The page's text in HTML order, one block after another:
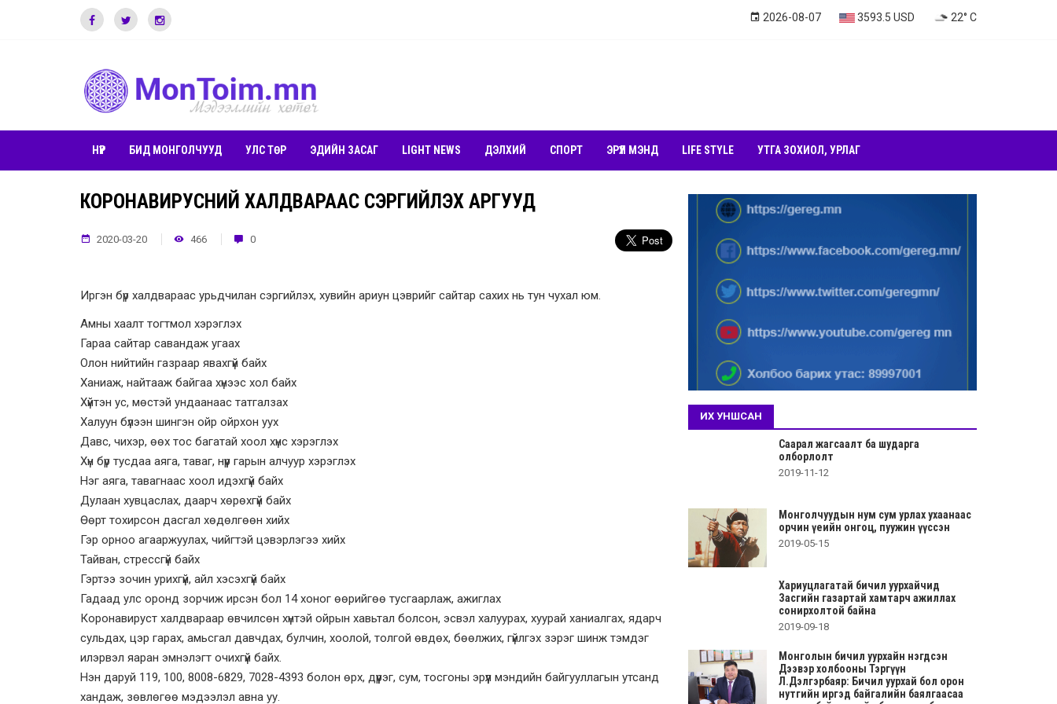
2026-08-07 3593.5 USD 22° C
НҮҮР БИД МОНГОЛЧУУД УЛС ТӨР ЭДИЙН ЗАСАГ LIGHT NEWS ДЭЛХИЙ СПОРТ ЭРҮҮЛ МЭНД LIFE STYLE УТГА ЗОХИОЛ, УРЛАГ
КОРОНАВИРУСНИЙ ХАЛДВАРААС СЭРГИЙЛЭХ АРГУУД
2020-03-20 466 0
Иргэн бүр халдвараас урьдчилан сэргийлэх, хувийн ариун цэврийг сайтар сахих нь тун чухал юм.
Амны хаалт тогтмол хэрэглэх
Гараа сайтар савандаж угаах
Олон нийтийн газраар явахгүй байх
Ханиаж, найтааж байгаа хүнээс хол байх
Хүйтэн ус, мөстэй ундаанаас татгалзах
Халуун бүлээн шингэн ойр ойрхон уух
Давс, чихэр, өөх тос багатай хоол хүнс хэрэглэх
Хүн бүр тусдаа аяга, таваг, нүүр гарын алчуур хэрэглэх
Нэг аяга, тавагнаас хоол идэхгүй байх
Дулаан хувцаслах, даарч хөрөхгүй байх
Өөрт тохирсон дасгал хөдөлгөөн хийх
Гэр орноо агааржуулах, чийгтэй цэвэрлэгээ хийх
Тайван, стрессгүй байх
Гэртээ зочин урихгүй, айл хэсэхгүй байх
Гадаад улс оронд зорчиж ирсэн бол 14 хоног өөрийгөө тусгаарлаж, ажиглах
Коронавируст халдвараар өвчилсөн хүнтэй ойрын хавьтал болсон, эсвэл халуурах, хуурай ханиалгах, ядарч
сульдах, цэр гарах, амьсгал давчдах, булчин, хоолой, толгой өвдөх, бөөлжих, гүйлгэх зэрэг шинж тэмдэг
илэрвэл яаран эмнэлэгт очихгүй байх.
Нэн даруй 119, 100, 8008-6829, 7028-4393 болон өрх, дүүрэг, сум, тосгоны эрүүл мэндийн байгууллагын утсанд
хандаж, зөвлөгөө мэдээлэл авна уу.
ИХ УНШСАН
Саарал жагсаалт ба шударга
олборлолт
2019-11-12
Монголчуудын нум сум урлах ухаанаас
орчин үеийн онгоц, пуужин үүссэн
2019-05-15
Хариуцлагатай бичил уурхайчид
Засгийн газартай хамтарч ажиллах
сонирхолтой байна
2019-09-18
Монголын бичил уурхайн нэгдсэн
Дээвэр холбооны Тэргүүн
Л.Дэлгэрбаяр: Бичил уурхай бол орон
нутгийн иргэд байгалийн баялгаасаа